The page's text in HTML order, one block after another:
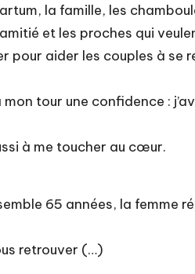
la famille, les
et les proches qui
pour aider les couples à
tour une confidence :
à me toucher au cœur.
65 années, la femme
retrouver (…)